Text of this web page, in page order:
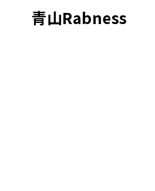
青山Rabness